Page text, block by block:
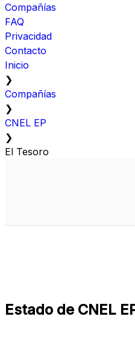
Compañías
FAQ
Privacidad
Contacto
Inicio
❯
Compañías
❯
CNEL EP
❯
El Tesoro
Estado de CNEL